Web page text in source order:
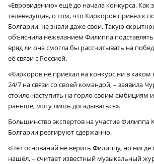
«Евровидению» ещё до начала конкурса. Как
телеведущая, о том, что Киркоров привёл к
Болгарии, не знали даже свои. Такую
объяснила нежеланием Филиппа
вряд ли она смогла бы рассчитывать на
её связи с Россией.
«Киркоров не приехал на конкурс ни в каком
24/7 на связи со своей командой, – заявила
стоило наступить на горло своим амбициям
раньше, могу лишь догадываться».
Большинство экспертов на участие Филиппа
Болгарии реагируют сдержанно.
«Нет оснований не верить Филиппу, но
нашёл, – считает известный музыкальный